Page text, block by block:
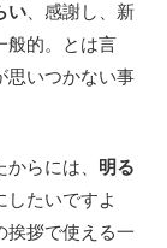
い 、感謝し、新
般的。とは言
思いつかない事
らには、 明る
したいですよ
挨拶で使える一